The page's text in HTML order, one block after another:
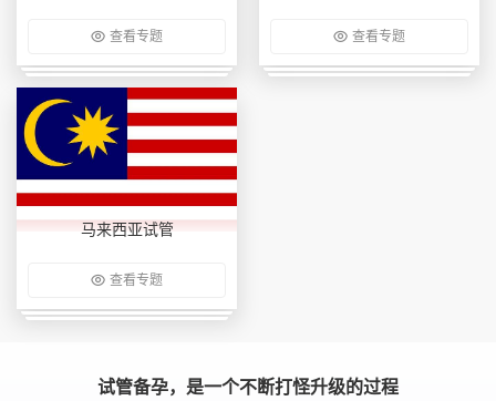
查看专题 查看专题
马来西亚试管
查看专题
试管备孕，是一个不断打怪升级的过程